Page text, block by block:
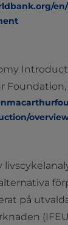
Foundation,
på